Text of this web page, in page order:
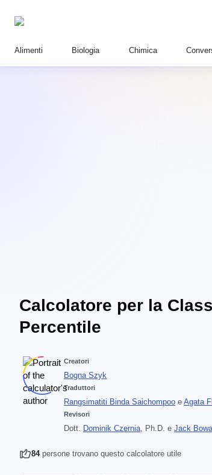
Alimenti Biologia Chimica
Calcolatore per la
Percentile
Creatori
Bogna Szyk
Traduttori
Rangsimatiti Binda Saichompoo e Agata
Revisori
Dott. Dominik Czernia, Ph.D. e Jack
84persone trovano questo calcolatore utile